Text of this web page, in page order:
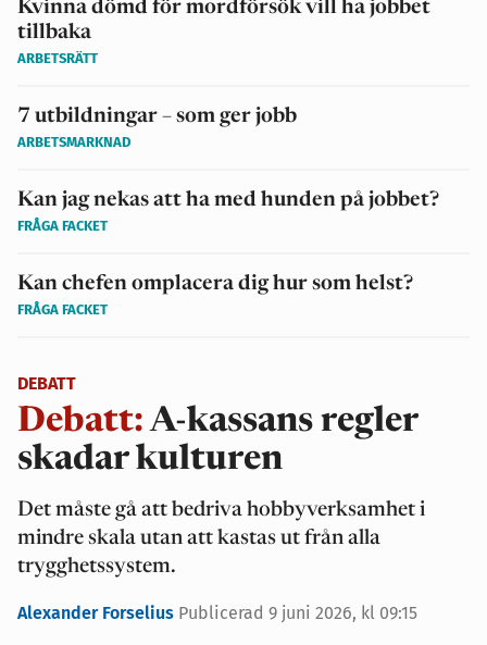
Kvinna dömd för mordförsök vill ha jobbet
tillbaka
ARBETSRÄTT
7 utbildningar – som ger jobb
ARBETSMARKNAD
Kan jag nekas att ha med hunden på jobbet?
FRÅGA FACKET
Kan chefen omplacera dig hur som helst?
FRÅGA FACKET
DEBATT
Debatt:A-kassans regler
skadar kulturen
Det måste gå att bedriva hobbyverksamhet i
mindre skala utan att kastas ut från alla
trygghetssystem.
Alexander Forselius Publicerad 9 juni 2026, kl 09:15